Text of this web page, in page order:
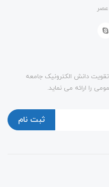
دانش الکترونیک جامعه
را ارائه می نماید.
ثبت نام